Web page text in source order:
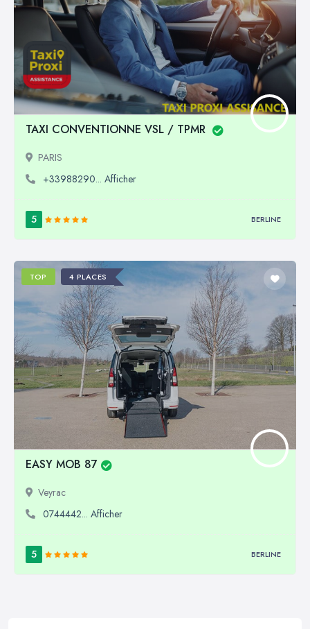
TAXI CONVENTIONNE VSL / TPMR
PARIS
+33988290... Afficher
5 BERLINE
TOP 4 PLACES
EASY MOB 87
Veyrac
0744442... Afficher
5 BERLINE